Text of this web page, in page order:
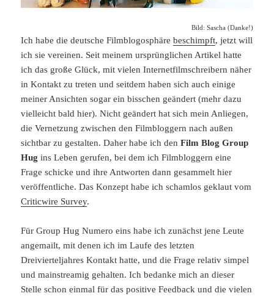
Bild: Sascha (Danke!)
Ich habe die deutsche Filmblogosphärebeschimpft, jetzt will
ich sie vereinen. Seit meinem ursprünglichen Artikel hatte
ich das große Glück, mit vielen Internetfilmschreibern näher
in Kontakt zu treten und seitdem haben sich auch einige
meiner Ansichten sogar ein bisschen geändert (mehr dazu
vielleicht bald hier). Nicht geändert hat sich mein Anliegen,
die Vernetzung zwischen den Filmbloggern nach außen
sichtbar zu gestalten. Daher habe ich denFilm Blog Group
Hug ins Leben gerufen, bei dem ich Filmbloggern eine
Frage schicke und ihre Antworten dann gesammelt hier
veröffentliche. Das Konzept habe ich schamlos geklaut vom
Criticwire Survey.
Für Group Hug Numero eins habe ich zunächst jene Leute
angemailt, mit denen ich im Laufe des letzten
Dreivierteljahres Kontakt hatte, und die Frage relativ simpel
und mainstreamig gehalten. Ich bedanke mich an dieser
Stelle schon einmal für das positive Feedback und die vielen